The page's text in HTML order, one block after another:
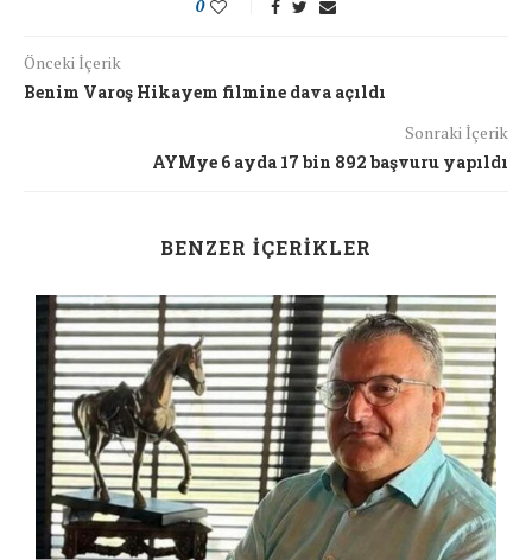
0
Önceki İçerik
Benim Varoş Hikayem filmine dava açıldı
Sonraki İçerik
AYMye 6 ayda 17 bin 892 başvuru yapıldı
BENZER İÇERIKLER